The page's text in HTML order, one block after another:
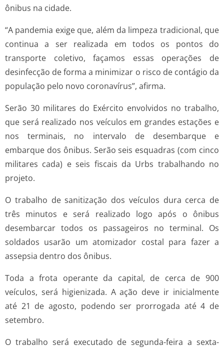
ônibus na cidade.
“A pandemia exige que, além da limpeza tradicional, que
continua a ser realizada em todos os pontos do
transporte coletivo, façamos essas operações de
desinfecção de forma a minimizar o risco de contágio da
população pelo novo coronavírus”, afirma.
Serão 30 militares do Exército envolvidos no trabalho,
que será realizado nos veículos em grandes estações e
nos terminais, no intervalo de desembarque e
embarque dos ônibus. Serão seis esquadras (com cinco
militares cada) e seis fiscais da Urbs trabalhando no
projeto.
O trabalho de sanitização dos veículos dura cerca de
três minutos e será realizado logo após o ônibus
desembarcar todos os passageiros no terminal. Os
soldados usarão um atomizador costal para fazer a
assepsia dentro dos ônibus.
Toda a frota operante da capital, de cerca de 900
veículos, será higienizada. A ação deve ir inicialmente
até 21 de agosto, podendo ser prorrogada até 4 de
setembro.
O trabalho será executado de segunda-feira a sexta-